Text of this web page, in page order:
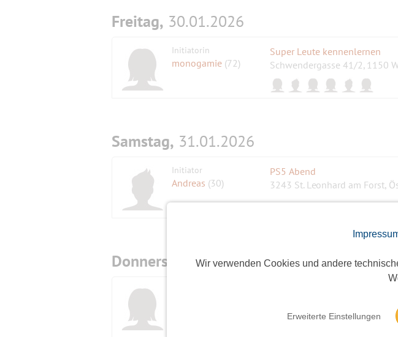
Wir verwenden Cookies und andere
Erweiterte Einstellungen
Freitag, 30.01.2026
Initiatorin
monogamie (72)
Super Leute kennenlernen
Schwendergasse 41/2, 1150
Samstag, 31.01.2026
Initiator
Andreas (30)
PS5 Abend
3243 St. Leonhard am Forst,
Donnerstag, 05.02.2026
Goldschlagstraße 6, 1150